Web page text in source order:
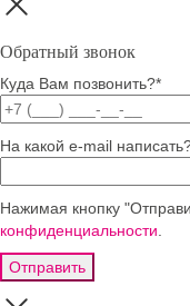
Обратный звонок
Куда Вам позвонить?*
На какой e-mail
Нажимая кнопку
конфиденциальности